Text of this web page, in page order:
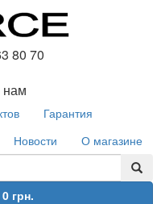
80 70
нам
Гарантия
Новости
О магазине
0 грн.